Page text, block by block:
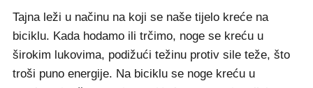
Tajna leži u načinu na koji se naše tijelo kreće na
biciklu. Kada hodamo ili trčimo, noge se kreću u
širokim lukovima, podižući težinu protiv sile teže, što
troši puno energije. Na biciklu se noge kreću u